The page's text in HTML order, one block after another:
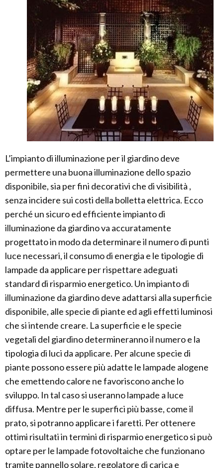
L’impianto di illuminazione per il giardino deve
permettere una buona illuminazione dello spazio
disponibile, sia per fini decorativi che di visibilità ,
senza incidere sui costi della bolletta elettrica. Ecco
perché un sicuro ed efficiente impianto di
illuminazione da giardino va accuratamente
progettato in modo da determinare il numero di punti
luce necessari, il consumo di energia e le tipologie di
lampade da applicare per rispettare adeguati
standard di risparmio energetico. Un impianto di
illuminazione da giardino deve adattarsi alla superficie
disponibile, alle specie di piante ed agli effetti luminosi
che si intende creare. La superficie e le specie
vegetali del giardino determineranno il numero e la
tipologia di luci da applicare. Per alcune specie di
piante possono essere più adatte le lampade alogene
che emettendo calore ne favoriscono anche lo
sviluppo. In tal caso si useranno lampade a luce
diffusa. Mentre per le superfici più basse, come il
prato, si potranno applicare i faretti. Per ottenere
ottimi risultati in termini di risparmio energetico si può
optare per le lampade fotovoltaiche che funzionano
tramite pannello solare, regolatore di carica e